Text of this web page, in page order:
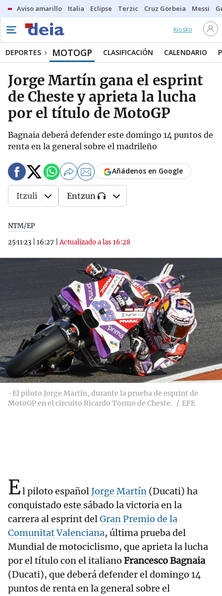
Aviso amarillo Italia Eclipse Terzic Cruz Gorbeia Messi
Kiosko
DEPORTES MOTOGP CLASIFICACIÓN CALENDARIO
Jorge Martín gana el esprint
de Cheste y aprieta la lucha
por el título de MotoGP
Bagnaia deberá defender este domingo 14 puntos de
renta en la general sobre el madrileño
NTM/EP
25·11·23
16:27 |Actualizado a las 16:28
Añádenos en Google
Itzuli Entzun
-El piloto Jorge Martín, durante la prueba de esprint de
MotoGP en el circuito Ricardo Tormo de Cheste.
EFE
El piloto españolJorge Martín (Ducati) ha
conquistado este sábado la victoria en la
carrera al esprint delGran Premio de la
Comunitat Valenciana, última prueba del
Mundial de motociclismo, que aprieta la lucha
por el título con el italiano Francesco Bagnaia
(Ducati), que deberá defender el domingo 14
puntos de renta en la general sobre el